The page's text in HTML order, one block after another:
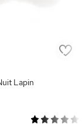
Lapin